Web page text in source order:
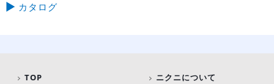
カタログ
TOP
ニクニについて